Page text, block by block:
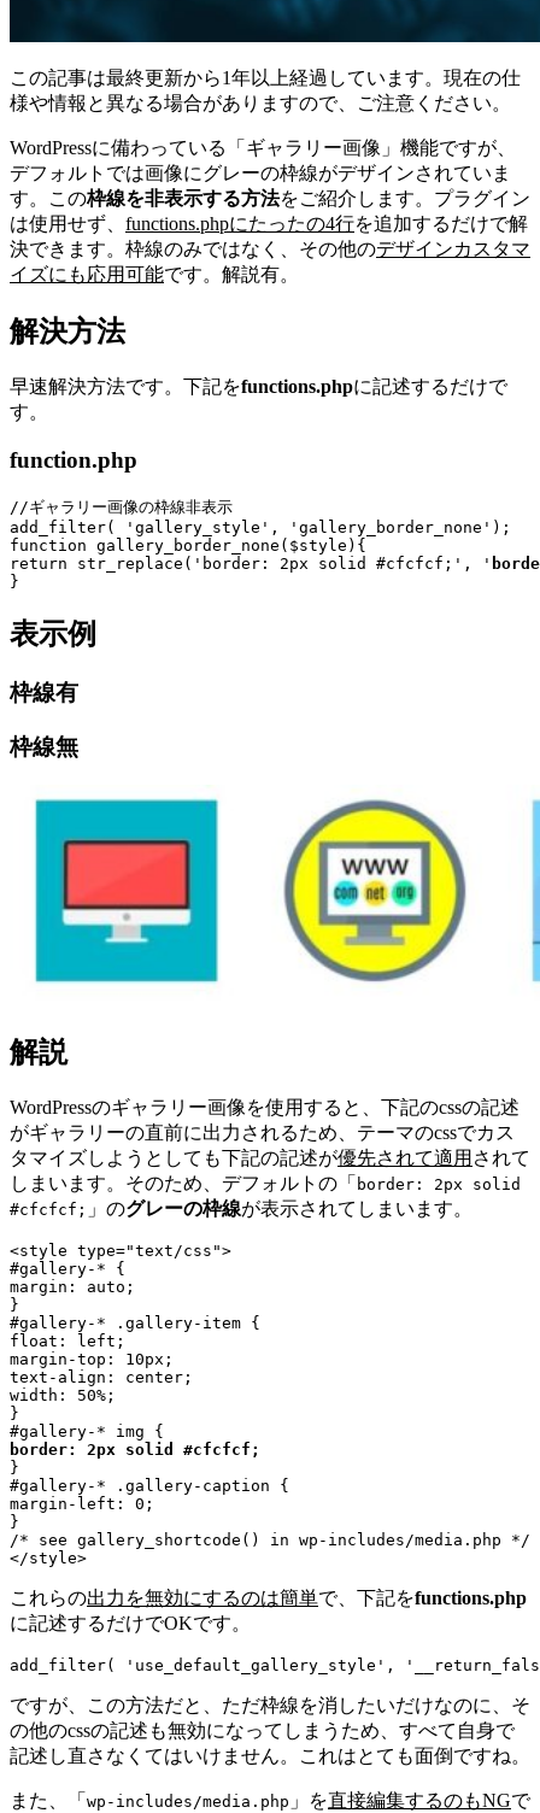
この記事は最終更新から1年以上経過しています。現在の仕
様や情報と異なる場合がありますので、ご注意ください。
WordPressに備わっている「ギャラリー画像」機能ですが、
デフォルトでは画像にグレーの枠線がデザインされていま
す。この枠線を非表示する方法をご紹介します。プラグイン
は使用せず、 functions.phpにたったの4行を追加するだけで解
決できます。枠線のみではなく、その他のデザインカスタマ
イズにも応用可能です。解説有。
解決方法
早速解決方法です。下記をfunctions.phpに記述するだけで
す。
function.php
//ギャラリー画像の枠線非表示
add_filter( 'gallery_style', 'gallery_border_none');
function gallery_border_none($style){
return str_replace('border: 2px solid #cfcfcf;', '
}
表示例
枠線有
枠線無
解説
WordPressのギャラリー画像を使用すると、下記のcssの記述
がギャラリーの直前に出力されるため、テーマのcssでカス
タマイズしようとしても下記の記述が優先されて適用 されて
しまいます。そのため、デフォルトの「 border: 2px solid
#cfcfcf; 」のグレーの枠線が表示されてしまいます。
<style type="text/css">
#gallery-* {
margin: auto;
}
#gallery-* .gallery-item {
float: left;
margin-top: 10px;
text-align: center;
width: 50%;
}
border: 2px solid #cfcfcf;
}
#gallery-* .gallery-caption {
margin-left: 0;
}
/* see gallery_shortcode() in wp-includes/media.php */
</style>
これらの出力を無効にするのは簡単で、下記をfunctions.php
に記述するだけでOKです。
add_filter( 'use_default_gallery_style' ,
ですが、この方法だと、ただ枠線を消したいだけなのに、そ
の他のcssの記述も無効になってしまうため、すべて自身で
記述し直さなくてはいけません。これはとても面倒ですね。
また、「 wp-includes/media.php 」を直接編集するのもNGで